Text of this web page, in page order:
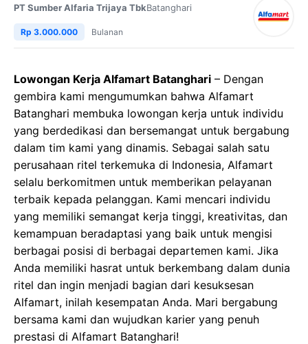
PT Sumber Alfaria Trijaya TbkBatanghari
Rp 3.000.000 Bulanan
Lowongan Kerja Alfamart Batanghari – Dengan
gembira kami mengumumkan bahwa Alfamart
Batanghari membuka lowongan kerja untuk individu
yang berdedikasi dan bersemangat untuk bergabung
dalam tim kami yang dinamis. Sebagai salah satu
perusahaan ritel terkemuka di Indonesia, Alfamart
selalu berkomitmen untuk memberikan pelayanan
terbaik kepada pelanggan. Kami mencari individu
yang memiliki semangat kerja tinggi, kreativitas, dan
kemampuan beradaptasi yang baik untuk mengisi
berbagai posisi di berbagai departemen kami. Jika
Anda memiliki hasrat untuk berkembang dalam dunia
ritel dan ingin menjadi bagian dari kesuksesan
Alfamart, inilah kesempatan Anda. Mari bergabung
bersama kami dan wujudkan karier yang penuh
prestasi di Alfamart Batanghari!